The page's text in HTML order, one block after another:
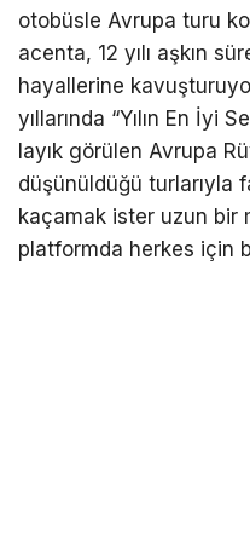
otobüsle Avrupa turu
acenta, 12 yılı aşkın
hayallerine
yıllarında “Yılın En İyi
layık görülen Avrupa
düşünüldüğü turlarıyla
kaçamak ister uzun bir
platformda herkes için